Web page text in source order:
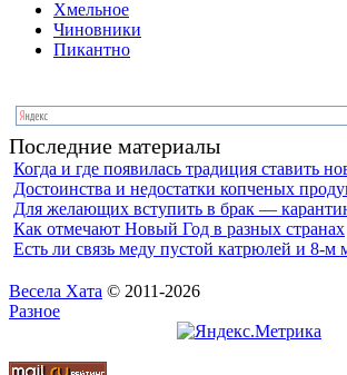
Хмельное
Чиновники
Пикантно
Последние материалы
Когда и где появилась традиция ставить
Достоинства и недостатки копченых
Для желающих вступить в брак —
Как отмечают Новый Год в разных странах
Есть ли связь меду пустой катрюлей и 8-м
Весела Хата © 2011-2026
Разное